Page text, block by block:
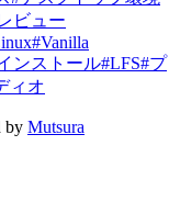
ビュー
#Vanilla
ンストール#LFS#プ
ィオ
by Mutsura